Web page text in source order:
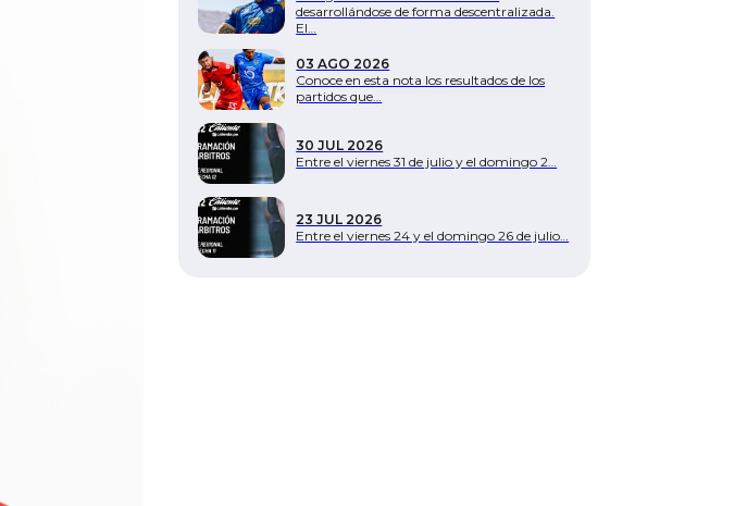
desarrollándose de forma descentralizada.
El…
03 AGO 2026
Conoce en esta nota los resultados de los
partidos que…
30 JUL 2026
Entre el viernes 31 de julio y el domingo 2…
23 JUL 2026
Entre el viernes 24 y el domingo 26 de julio…